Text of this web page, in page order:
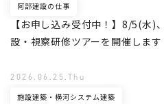
【お申し込み受付中！】8/5(水)
設・視察研修ツアーを開催します
阿部建設の仕事
施設建築・横河システム建築
2026.06.25.Thu